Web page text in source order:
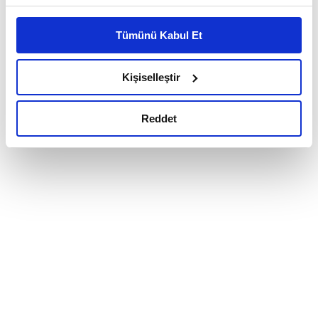
reklam/pazarlama faaliyetlerinin yapılması, amaçlarıyla
Çerezlere ilişkin tercihlerinizi çerez paneli vasıtasıyla
belirleyebilirsiniz. Çerezlere ilişkin detaylı bilgi için
Ayarlar butonuna tıklayabilir,Çerez Bilgilendirme
Metnimizi ziyaret edebilirsiniz.
okumak ve sitemizi ziyaretiniz kapsamında
Tümünü Kabul Et
Kişiselleştir
Reddet